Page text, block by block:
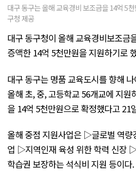
대구 동구는 올해 교육경비 보조금을 14억 5
구청 제공
대구 동구청이 올해 교육경비보조금
증액한 14억 5천만원을 지원하기로
대구 동구는 명품 교육도시를 향해
올해 초, 중, 고등학교 56개교에 지원
을 14억 5천만원으로 확정했다고 21
올해 중점 지원사업은 ▷글로벌 역량
업 ▷지역인재 육성 위한 학력 신장
학습권 보장하는 석식비 지원 등이다.